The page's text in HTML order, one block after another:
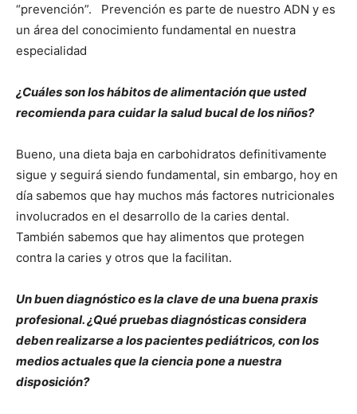
“prevención”. Prevención es parte de nuestro ADN y es
un área del conocimiento fundamental en nuestra
especialidad
¿Cuáles son los hábitos de alimentación que usted
recomienda para cuidar la salud bucal de los niños?
Bueno, una dieta baja en carbohidratos definitivamente
sigue y seguirá siendo fundamental, sin embargo, hoy en
día sabemos que hay muchos más factores nutricionales
involucrados en el desarrollo de la caries dental.
También sabemos que hay alimentos que protegen
contra la caries y otros que la facilitan.
Un buen diagnóstico es la clave de una buena praxis
profesional. ¿Qué pruebas diagnósticas considera
deben realizarse a los pacientes pediátricos, con los
medios actuales que la ciencia pone a nuestra
disposición?